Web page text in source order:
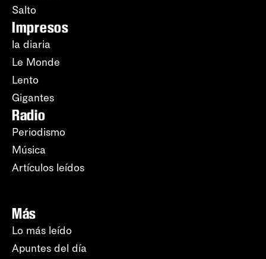
Salto
Impresos
la diaria
Le Monde
Lento
Gigantes
Radio
Periodismo
Música
Artículos leídos
Más
Lo más leído
Apuntes del día